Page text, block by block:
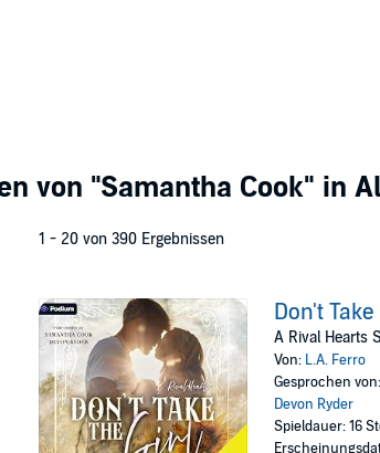
von "Samantha Cook" in
1 - 20 von 390 Ergebnissen
Don't
A Rival Hearts
Von: L.A. Ferro
Gesprochen
Devon Ryder
Spieldauer: 16